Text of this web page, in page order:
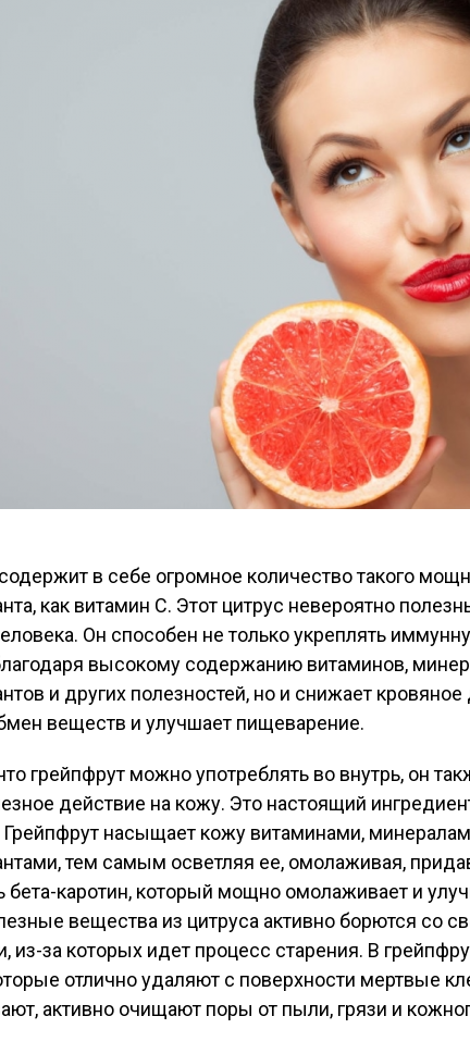
в себе огромное количество такого
как витамин С. Этот цитрус невероятно
Он способен не только укреплять
высокому содержанию витаминов,
и других полезностей, но и снижает кровяное
веществ и улучшает пищеварение.
грейпфрут можно употреблять во внутрь, он
действие на кожу. Это настоящий
Грейпфрут насыщает кожу витаминами,
тем самым осветляя ее, омолаживая,
бета-каротин, который мощно омолаживает и
вещества из цитруса активно борются со
из-за которых идет процесс старения. В
отлично удаляют с поверхности мертвые
активно очищают поры от пыли, грязи и